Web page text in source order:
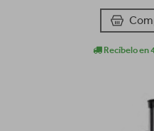
Recíbelo en